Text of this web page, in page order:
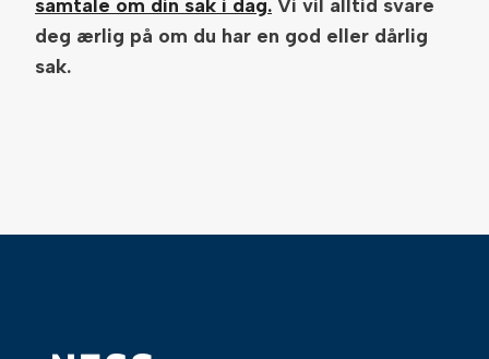
samtale om din sak i dag. Vi vil alltid svare
deg ærlig på om du har en god eller dårlig
sak.